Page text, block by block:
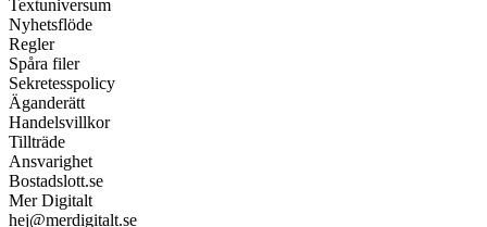
Textuniversum
Nyhetsflöde
Regler
Spåra filer
Sekretesspolicy
Äganderätt
Handelsvillkor
Tillträde
Ansvarighet
Bostadslott.se
Mer Digitalt
hej@merdigitalt.se